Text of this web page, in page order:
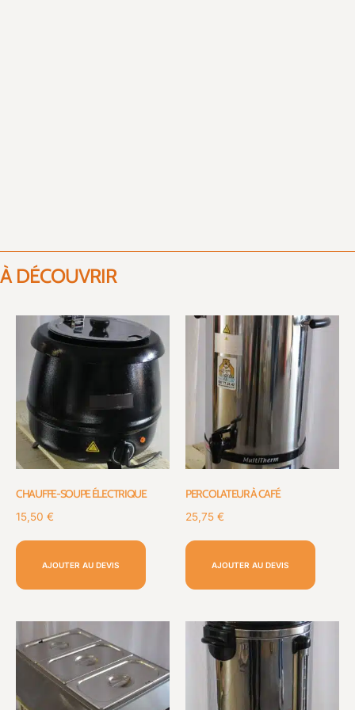
À DÉCOUVRIR
CHAUFFE-SOUPE ÉLECTRIQUE
15,50 €
AJOUTER AU DEVIS
PERCOLATEUR À CAFÉ
25,75 €
AJOUTER AU DEVIS